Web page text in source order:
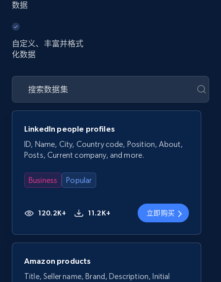
数据
自定义、丰富并格式
化数据
LinkedIn people profiles
ID, Name, City, Country code, Position, About,
Posts, Current company, and more.
Business Popular
120.2K+ 11.2K+ 立即购买
Amazon products
Title, Seller name, Brand, Description, Initial